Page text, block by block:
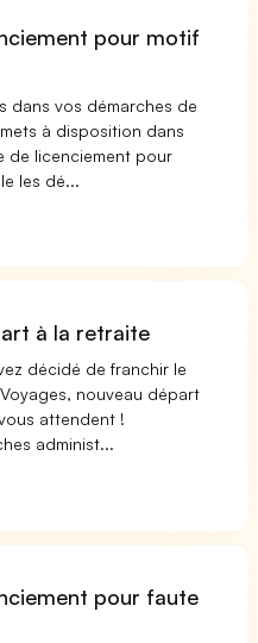
pour motif
dans vos démarches de
à disposition dans
de licenciement pour
les dé...
à la retraite
décidé de franchir le
nouveau départ
attendent !
administ...
pour faute